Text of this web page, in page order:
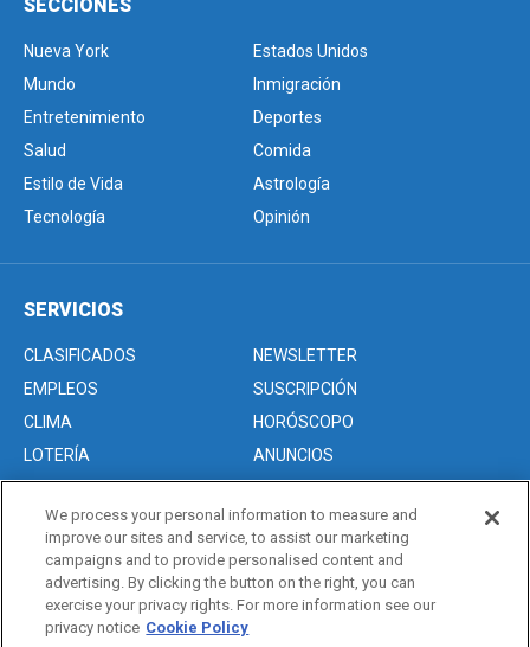
SECCIONES
Nueva York
Estados Unidos
Mundo
Inmigración
Entretenimiento
Deportes
Salud
Comida
Estilo de Vida
Astrología
Tecnología
Opinión
SERVICIOS
CLASIFICADOS
NEWSLETTER
EMPLEOS
SUSCRIPCIÓN
CLIMA
HORÓSCOPO
LOTERÍA
ANUNCIOS
Acerca de nosotros
Advertise with Us/Anuncios
Politica de Privacidad
Editorial Guidelines
We process your personal information to measure and
improve our sites and service, to assist our marketing
campaigns and to provide personalised content and
advertising. By clicking the button on the right, you can
exercise your privacy rights. For more information see our
privacy notice Cookie Policy